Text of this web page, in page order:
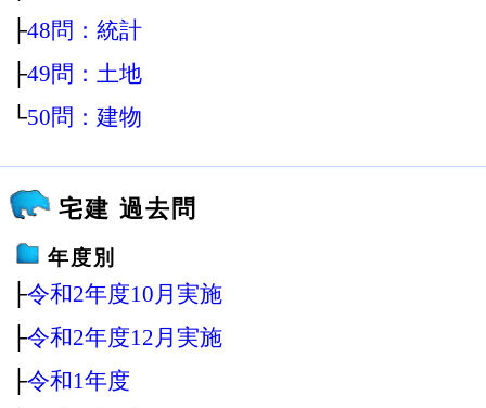
├48問：統計
├49問：土地
└50問：建物
宅建 過去問
年度別
├令和2年度10月実施
├令和2年度12月実施
├令和1年度